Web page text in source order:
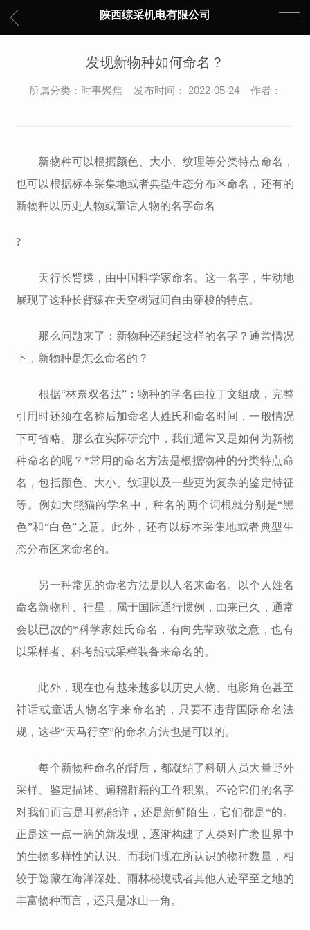
陕西综采机电有限公司
发现新物种如何命名？
所属分类：时事聚焦 发布时间： 2022-05-24 作者：
新物种可以根据颜色、大小、纹理等分类特点命名，
也可以根据标本采集地或者典型生态分布区命名，还有的
新物种以历史人物或童话人物的名字命名
?
天行长臂猿，由中国科学家命名。这一名字，生动地
展现了这种长臂猿在天空树冠间自由穿梭的特点。
那么问题来了：新物种还能起这样的名字？通常情况
下，新物种是怎么命名的？
根据“林奈双名法”：物种的学名由拉丁文组成，完整
引用时还须在名称后加命名人姓氏和命名时间，一般情况
下可省略。那么在实际研究中，我们通常又是如何为新物
种命名的呢？*常用的命名方法是根据物种的分类特点命
名，包括颜色、大小、纹理以及一些更为复杂的鉴定特征
等。例如大熊猫的学名中，种名的两个词根就分别是“黑
色”和“白色”之意。此外，还有以标本采集地或者典型生
态分布区来命名的。
另一种常见的命名方法是以人名来命名。以个人姓名
命名新物种、行星，属于国际通行惯例，由来已久，通常
会以已故的*科学家姓氏命名，有向先辈致敬之意，也有
以采样者、科考船或采样装备来命名的。
此外，现在也有越来越多以历史人物、电影角色甚至
神话或童话人物名字来命名的，只要不违背国际命名法
规，这些“天马行空”的命名方法也是可以的。
每个新物种命名的背后，都凝结了科研人员大量野外
采样、鉴定描述、遍稽群籍的工作积累。不论它们的名字
对我们而言是耳熟能详，还是新鲜陌生，它们都是*的。
正是这一点一滴的新发现，逐渐构建了人类对广袤世界中
的生物多样性的认识。而我们现在所认识的物种数量，相
较于隐藏在海洋深处、雨林秘境或者其他人迹罕至之地的
丰富物种而言，还只是冰山一角。